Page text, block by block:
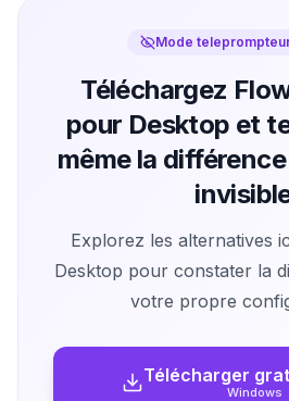
Mode
Téléchargez
pour Desktop et
même la
Explorez les alternatives
Desktop pour constater la
votre propre
Télécharger
Windows